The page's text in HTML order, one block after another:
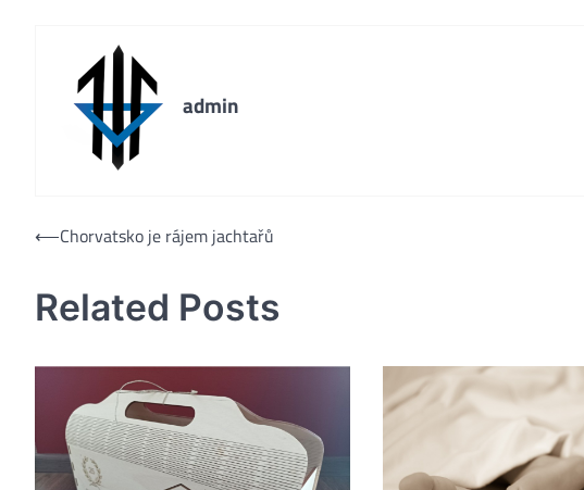
admin
Navigace
příspěvek
⟵Chorvatsko je rájem jachtařů
Related Posts